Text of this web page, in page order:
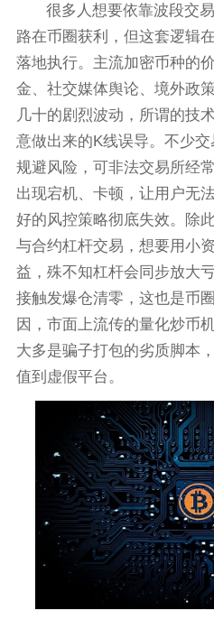
很多人想要依靠波段交
路在币圈获利，但这套逻辑
落地执行。主流加密币种的
金、社交媒体舆论、境外政
几十的剧烈波动，所谓的技
意做出来的K线误导。不少
规避风险，可非法交易所经
出现宕机、卡顿，让用户无
好的风控策略彻底失效。除
与合约杠杆交易，想要用小
益，殊不知杠杆会同步放大
接触发爆仓清零，这也是币
因，市面上流传的量化炒币
大多是骗子打包的劣质脚本
值到虚假平台。